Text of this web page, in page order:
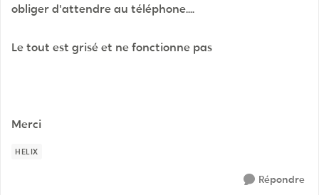
obliger d'attendre au téléphone....
Le tout est grisé et ne fonctionne pas
Merci
HELIX
Répondre